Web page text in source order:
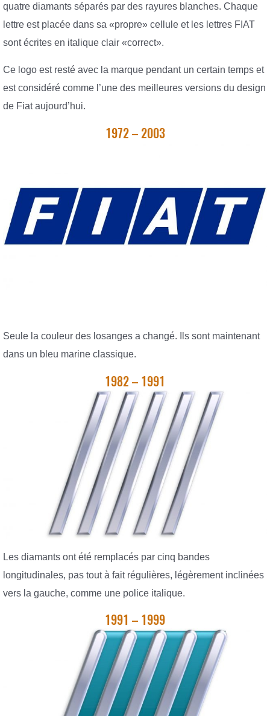
quatre diamants séparés par des rayures blanches. Chaque
lettre est placée dans sa «propre» cellule et les lettres FIAT
sont écrites en italique clair «correct».
Ce logo est resté avec la marque pendant un certain temps et
est considéré comme l’une des meilleures versions du design
de Fiat aujourd’hui.
1972 – 2003
Seule la couleur des losanges a changé. Ils sont maintenant
dans un bleu marine classique.
1982 – 1991
Les diamants ont été remplacés par cinq bandes
longitudinales, pas tout à fait régulières, légèrement inclinées
vers la gauche, comme une police italique.
1991 – 1999